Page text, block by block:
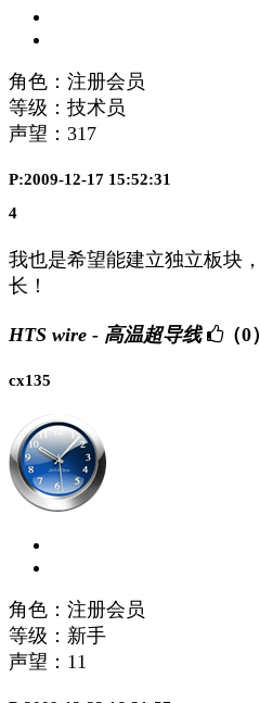
角色：注册会员
等级：技术员
声望： 317
P:2009-12-17 15:52:31
4
我也是希望能建立独立板块
长！
HTS wire - 高温超导线 （0）
cx135
角色：注册会员
等级：新手
声望： 11